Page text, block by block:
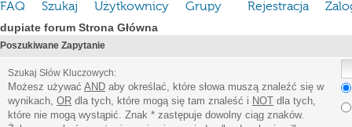
FAQ Szukaj Użytkownicy Grupy Rejestracja
dupiate forum Strona Główna
Poszukiwane Zapytanie
Szukaj Słów Kluczowych:
Możesz używać AND aby określać, które słowa muszą znaleźć się w
wynikach, OR dla tych, które mogą się tam znaleść i NOT dla tych,
które nie mogą wystąpić. Znak * zastępuje dowolny ciąg znaków.